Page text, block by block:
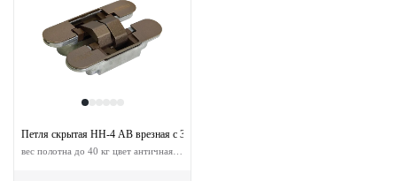
Петля скрытая HH-4 AB врезная с 3D-регулировкой